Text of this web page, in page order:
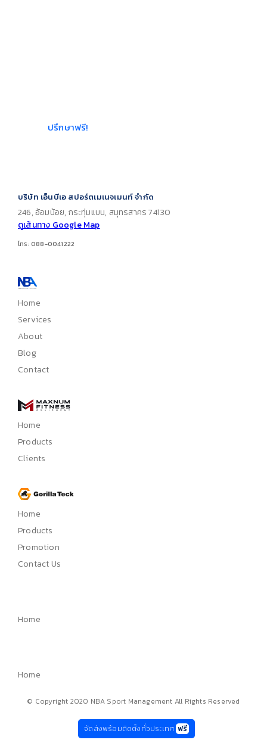
ปรึกษาฟรี!
บริษัท เอ็นบีเอ สปอร์ตเมเนจเมนท์ จำกัด
246, อ้อมน้อย, กระทุ่มแบน, สมุทรสาคร 74130
ดูเส้นทาง Google Map
โทร: 088-0041222
Home
Services
About
Blog
Contact
Home
Products
Clients
Home
Products
Promotion
Contact Us
Home
Home
© Copyright 2020 NBA Sport Management All Rights Reserved
จัดส่งพร้อมติดตั้งทั่วประเทศฟรี